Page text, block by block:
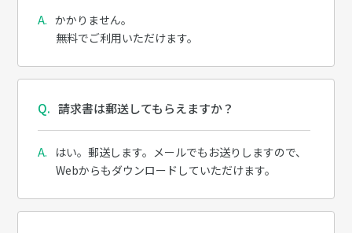
かかりません。
無料でご利用いただけます。
請求書は郵送してもらえますか？
はい。郵送します。メールでもお送りしますので、
Webからもダウンロードしていただけます。